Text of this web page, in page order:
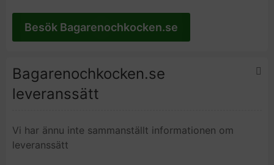
Besök Bagarenochkocken.se
Bagarenochkocken.se
leveranssätt
Vi har ännu inte sammanställt informationen om
leveranssätt